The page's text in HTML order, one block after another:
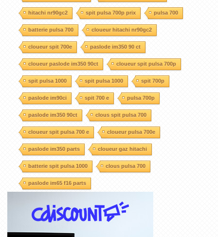
hitachi nr90gc2 spit pulsa 700p prix pulsa 700
batterie pulsa 700 cloueur hitachi nr90gc2
cloueur spit 700e paslode im350 90 ct
cloueur paslode im350 90ct cloueur spit pulsa 700p
spit pulsa 1000 spit pulsa 1000 spit 700p
paslode im90ci spit 700 e pulsa 700p
paslode im350 90ct clous spit pulsa 700
cloueur spit pulsa 700 e cloueur pulsa 700e
paslode im350 parts cloueur gaz hitachi
batterie spit pulsa 1000 clous pulsa 700
paslode im65 f16 parts